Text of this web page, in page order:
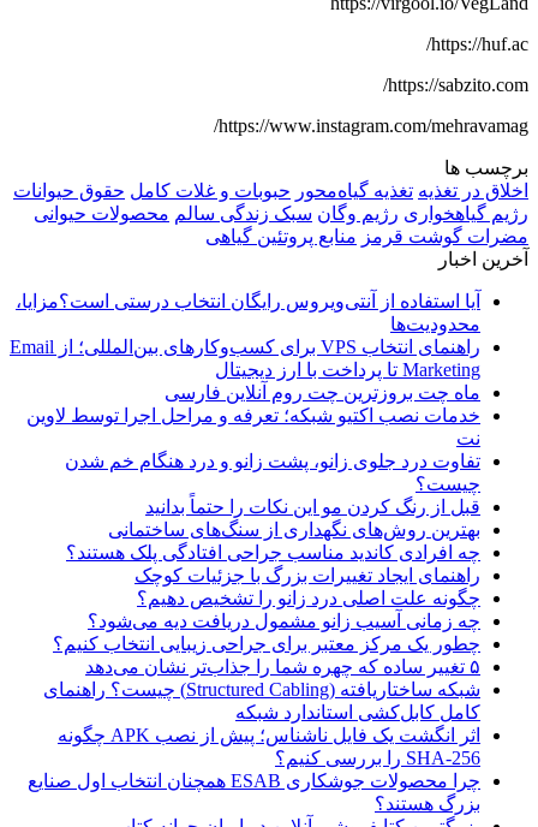
https://huf.ac/
https://sabzito.com/
https://www.instagram.com/mehravamag/
برچسب ها
اخلاق در تغذیه تغذیه گیاه‌محور حبوبات و غلات کامل حقوق حیوانات
رژیم گیاهخواری رژیم وگان سبک زندگی سالم محصولات حیوانی
مضرات گوشت قرمز منابع پروتئین گیاهی
آخرین اخبار
آیا استفاده از آنتی‌ویروس رایگان انتخاب درستی است؟مزایا،
محدودیت‌ها
راهنمای انتخاب VPS برای کسب‌وکارهای بین‌المللی؛ از Email
Marketing تا پرداخت با ارز دیجیتال
ماه چت بروزترین چت روم آنلاین فارسی
خدمات نصب اکتیو شبکه؛ تعرفه و مراحل اجرا توسط لاوین
نت
تفاوت درد جلوی زانو، پشت زانو و درد هنگام خم شدن
چیست؟
قبل از رنگ کردن مو این نکات را حتماً بدانید
بهترین روش‌های نگهداری از سنگ‌های ساختمانی
چه افرادی کاندید مناسب جراحی افتادگی پلک هستند؟
راهنمای ایجاد تغییرات بزرگ با جزئیات کوچک
چگونه علت اصلی درد زانو را تشخیص دهیم؟
چه زمانی آسیب زانو مشمول دریافت دیه می‌شود؟
چطور یک مرکز معتبر برای جراحی زیبایی انتخاب کنیم؟
۵ تغییر ساده که چهره شما را جذاب‌تر نشان می‌دهد
شبکه ساختاریافته (Structured Cabling) چیست؟ راهنمای
کامل کابل‌کشی استاندارد شبکه
اثر انگشت یک فایل ناشناس؛ پیش از نصب APK چگونه
SHA-256 را بررسی کنیم؟
چرا محصولات جوشکاری ESAB همچنان انتخاب اول صنایع
بزرگ هستند؟